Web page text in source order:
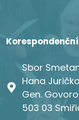
Sbor
Hana
Gen.
503 03